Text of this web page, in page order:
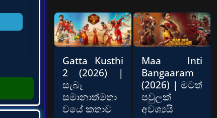
Gatta Kusthi
2 (2026) |
සැබෑ
සමානාත්මතා
වයේ කතාව
Maa Inti
Bangaaram
(2026) | මටත්
පවුලක්
අවශ්‍යයි